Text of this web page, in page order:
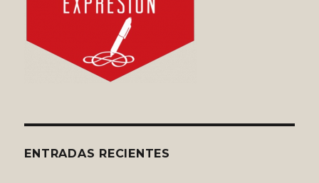
ENTRADAS RECIENTES